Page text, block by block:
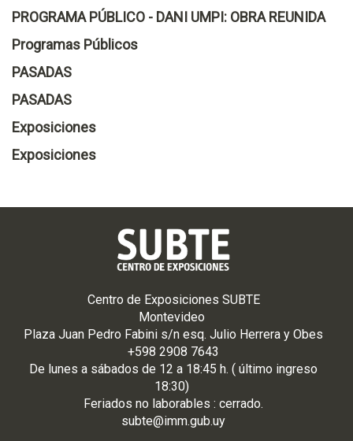
PROGRAMA PÚBLICO - DANI UMPI: OBRA REUNIDA
Programas Públicos
PASADAS
PASADAS
Exposiciones
Exposiciones
Centro de Exposiciones SUBTE
Montevideo
Plaza Juan Pedro Fabini s/n esq. Julio Herrera y Obes
+598 2908 7643
De lunes a sábados de 12 a 18:45 h. ( último ingreso
18:30)
Feriados no laborables : cerrado.
subte@imm.gub.uy